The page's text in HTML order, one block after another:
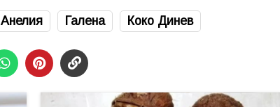
Анелия Галена Коко Динев